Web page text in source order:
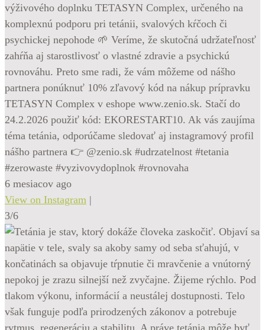
výživového doplnku TETASYN Complex, určeného na
komplexnú podporu pri tetánii, svalových kŕčoch či
psychickej nepohode 🌱 Veríme, že skutočná udržateľnosť
zahŕňa aj starostlivosť o vlastné zdravie a psychickú
rovnováhu. Preto sme radi, že vám môžeme od nášho
partnera ponúknuť 10% zľavový kód na nákup prípravku
TETASYN Complex v eshope www.zenio.sk. Stačí do
24.2.2026 použiť kód: EKORESTART10. Ak vás zaujíma
téma tetánia, odporúčame sledovať aj instagramový profil
nášho partnera 👉 @zenio.sk #udrzatelnost #tetania
#zerowaste #vyzivovydoplnok #rovnovaha
6 mesiacov ago
View on Instagram |
3/6